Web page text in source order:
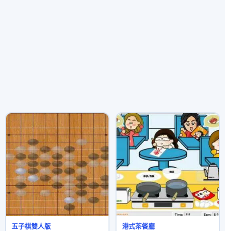
五子棋雙人版 港式茶餐廳